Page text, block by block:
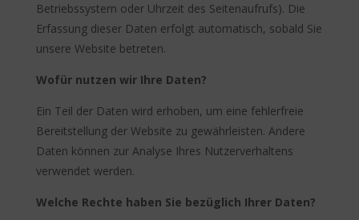
Betriebssystem oder Uhrzeit des Seitenaufrufs). Die
Erfassung dieser Daten erfolgt automatisch, sobald Sie
unsere Website betreten.
Wofür nutzen wir Ihre Daten?
Ein Teil der Daten wird erhoben, um eine fehlerfreie
Bereitstellung der Website zu gewährleisten. Andere
Daten können zur Analyse Ihres Nutzerverhaltens
verwendet werden.
Welche Rechte haben Sie bezüglich Ihrer Daten?